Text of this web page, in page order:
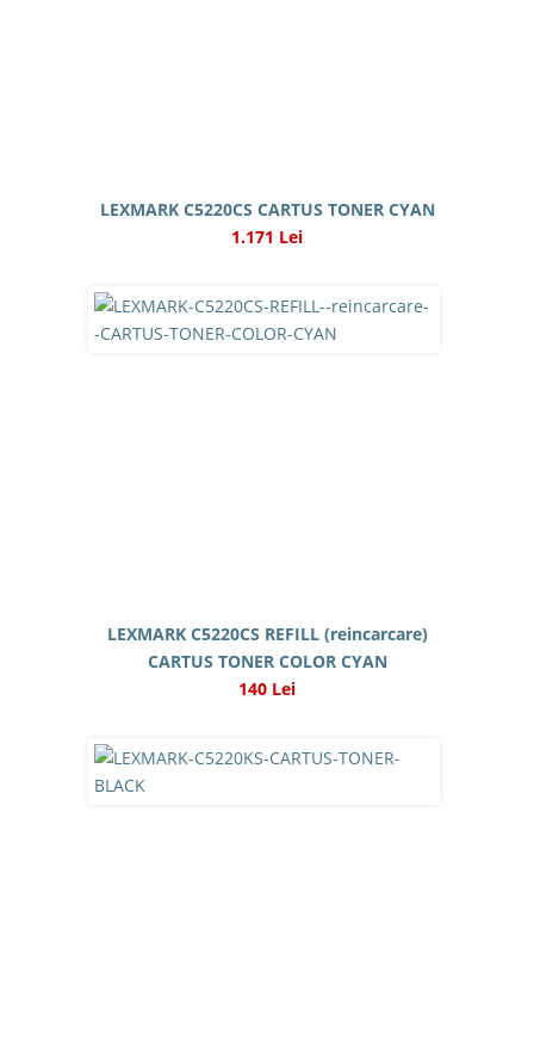
LEXMARK C5220CS CARTUS TONER CYAN
1.171 Lei
LEXMARK C5220CS REFILL (reincarcare)
CARTUS TONER COLOR CYAN
140 Lei